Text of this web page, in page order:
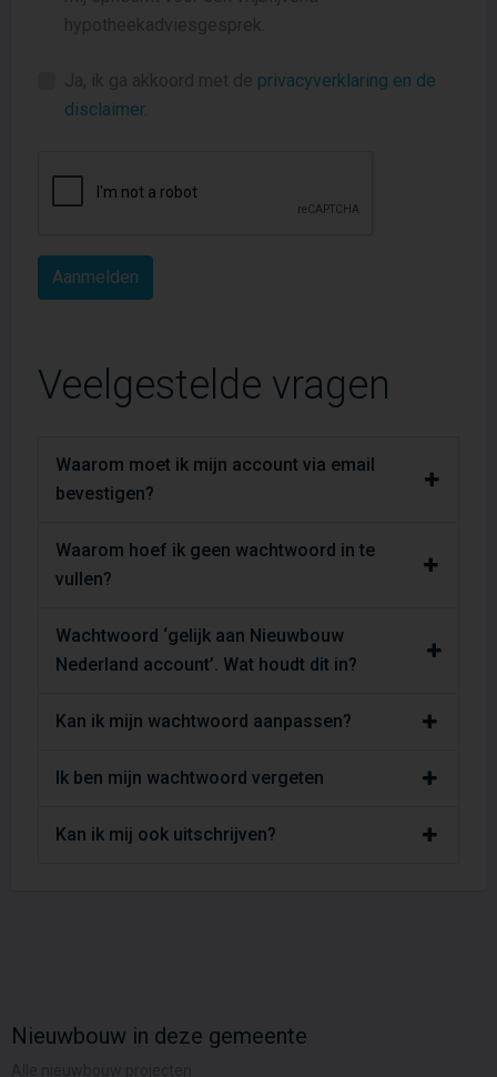
hypotheekadviesgesprek.
Ja, ik ga akkoord met de privacyverklaring en de
disclaimer.
Veelgestelde vragen
Waarom moet ik mijn account via email
bevestigen?
Waarom hoef ik geen wachtwoord in te
vullen?
Wachtwoord ‘gelijk aan Nieuwbouw
Nederland account’. Wat houdt dit in?
Kan ik mijn wachtwoord aanpassen?
Ik ben mijn wachtwoord vergeten
Kan ik mij ook uitschrijven?
Nieuwbouw in deze gemeente